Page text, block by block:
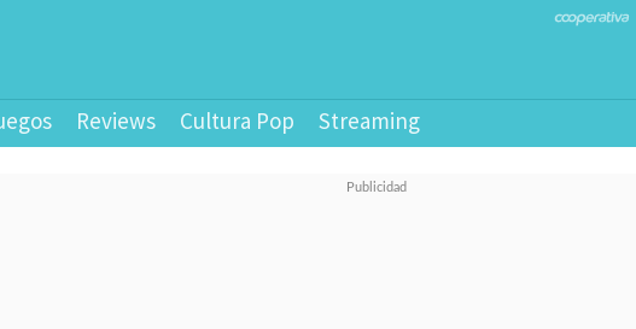
Reviews Cultura Pop Streaming